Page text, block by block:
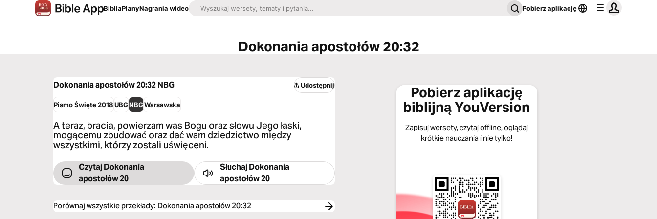
BibliaPlanyNagrania wideo Pobierz aplikację
Dokonania apostołów 20:32
Dokonania apostołów 20:32NBG Udostępnij
Pismo Święte 2018 UBGNBGWarsawska
A teraz, bracia, powierzam was Bogu oraz słowu Jego łaski,
mogącemu zbudować oraz dać wam dziedzictwo między
wszystkimi, którzy zostali uświęceni.
Czytaj Dokonania
apostołów 20
Słuchaj Dokonania
apostołów 20
Porównaj wszystkie przekłady: Dokonania apostołów 20:32
Pobierz aplikację
biblijną YouVersion
Zapisuj wersety, czytaj offline, oglądaj
krótkie nauczania i nie tylko!